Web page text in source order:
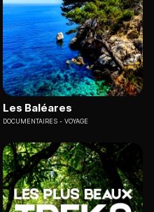
Les Baléares
DOCUMENTAIRES VOYAGE